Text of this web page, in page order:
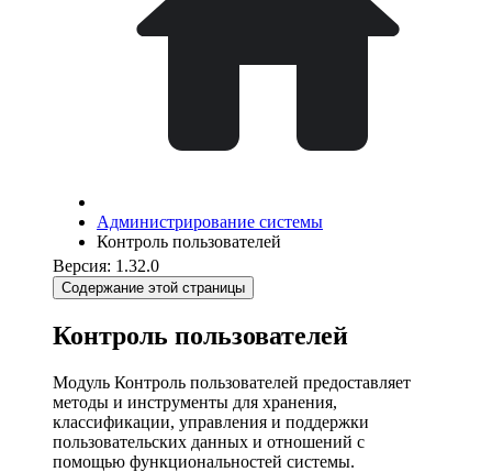
Администрирование системы
Контроль пользователей
Версия: 1.32.0
Содержание этой страницы
Контроль пользователей
Модуль Контроль пользователей предоставляет
методы и инструменты для хранения,
классификации, управления и поддержки
пользовательских данных и отношений с
помощью функциональностей системы.